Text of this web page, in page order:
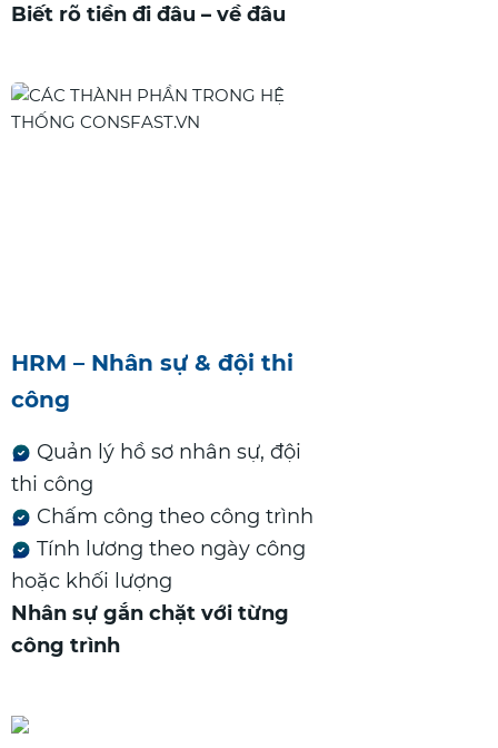
Biết rõ tiền đi đâu – về đâu
HRM – Nhân sự & đội thi
công
Quản lý hồ sơ nhân sự, đội
thi công
Chấm công theo công trình
Tính lương theo ngày công
hoặc khối lượng
Nhân sự gắn chặt với từng
công trình